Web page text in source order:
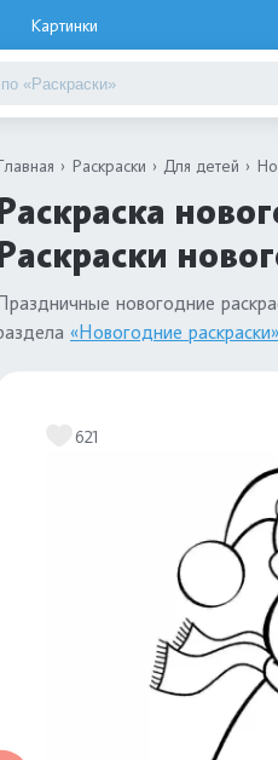
Картинки
Раскраски Для детей
новогодние
«Новогодние раскраски»
621